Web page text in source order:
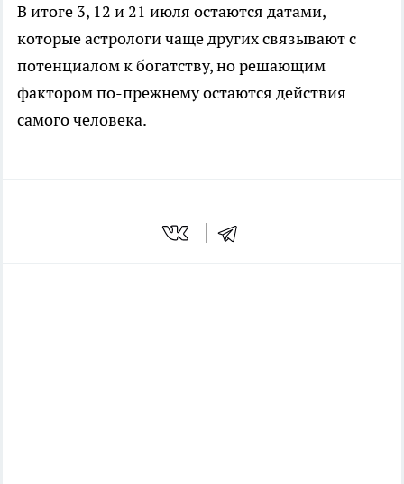
В итоге 3, 12 и 21 июля остаются датами,
которые астрологи чаще других связывают с
потенциалом к богатству, но решающим
фактором по-прежнему остаются действия
самого человека.